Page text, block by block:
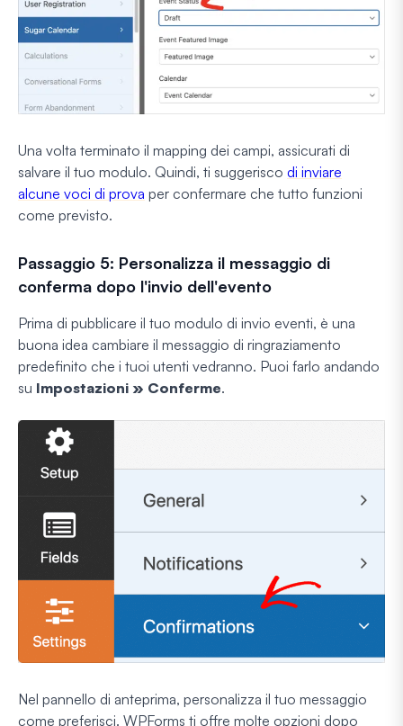
Una volta terminato il mapping dei campi, assicurati di
salvare il tuo modulo. Quindi, ti suggerisco di inviare
alcune voci di prova per confermare che tutto funzioni
come previsto.
Passaggio 5: Personalizza il messaggio di
conferma dopo l'invio dell'evento
Prima di pubblicare il tuo modulo di invio eventi, è una
buona idea cambiare il messaggio di ringraziamento
predefinito che i tuoi utenti vedranno. Puoi farlo andando
su Impostazioni » Conferme.
Nel pannello di anteprima, personalizza il tuo messaggio
come preferisci. WPForms ti offre molte opzioni dopo